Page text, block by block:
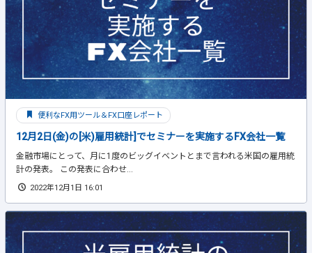
便利なFX用ツール＆FX口座レポート
12月2日(金)の[米)雇用統計]でセミナーを実施するFX会社一覧
金融市場にとって、月に1度のビッグイベントとまで言われる米国の雇用統
計の発表。 この発表に合わせ...
2022年12月1日 16:01